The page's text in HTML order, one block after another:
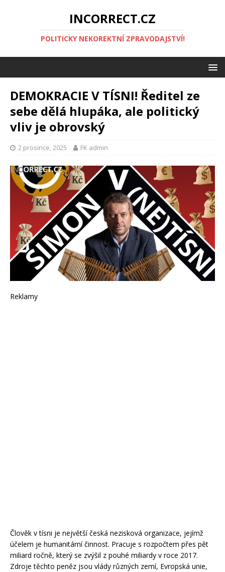
INCORRECT.CZ
POLITICKY NEKOREKTNÍ ZPRAVODAJSTVÍ!
DEMOKRACIE V TÍSNI! Ředitel ze
sebe dělá hlupáka, ale politický
vliv je obrovský
2 prosince, 2025 FK admin
Reklamy
Člověk v tísni je největší česká nezisková organizace, jejímž
účelem je humanitární činnost. Pracuje s rozpočtem přes pět
miliard ročně, který se zvýšil z pouhé miliardy v roce 2017.
Zdroje těchto peněz jsou vlády různých zemí, Evropská unie,